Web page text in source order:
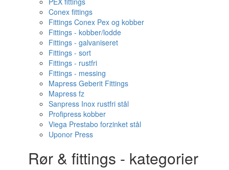
Conex fittings
Fittings Conex Pex og kobber
Fittings - kobber/lodde
Fittings - galvaniseret
Fittings - sort
Fittings - rustfri
Fittings - messing
Mapress Geberit Fittings
Mapress fz
Sanpress Inox rustfri stål
Profipress kobber
Viega Prestabo forzinket stål
Uponor Press
Rør & fittings - kategorier